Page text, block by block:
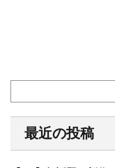
最近の投稿